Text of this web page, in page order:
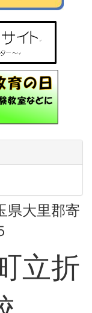
大里郡寄
立折